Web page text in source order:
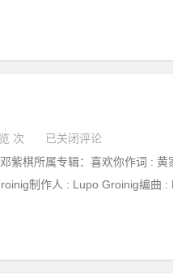
次 已关闭评论
紫棋所属专辑：喜欢你作词 : 黄
制作人 : Lupo Groinig编曲 : L